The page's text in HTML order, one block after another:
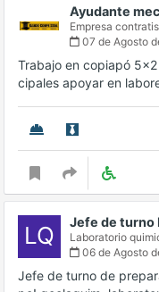
Ayudante
Empresa
07 de Agosto
Trabajo en copiapó
cipales apoyar en
LQ Jefe de turno
Laboratorio
06 de Agosto
Jefe de turno de